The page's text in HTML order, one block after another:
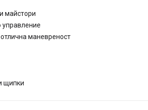
майстори
управление
маневреност
щипки